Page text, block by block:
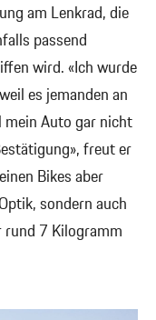
am Lenkrad, die
passend
wird. «Ich wurde
es jemanden an
mein Auto gar nicht
freut er
Bikes aber
sondern auch
rund 7 Kilogramm